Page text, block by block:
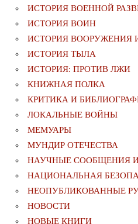
ИСТОРИЯ ВОЕННОЙ
ИСТОРИЯ ВОИН
ИСТОРИЯ ВООРУЖЕНИЯ
ИСТОРИЯ ТЫЛА
ИСТОРИЯ: ПРОТИВ ЛЖИ
КНИЖНАЯ ПОЛКА
КРИТИКА И
ЛОКАЛЬНЫЕ ВОЙНЫ
МЕМУАРЫ
МУНДИР ОТЕЧЕСТВА
НАУЧНЫЕ СООБЩЕНИЯ
НАЦИОНАЛЬНАЯ
НЕОПУБЛИКОВАННЫЕ
НОВОСТИ
НОВЫЕ КНИГИ